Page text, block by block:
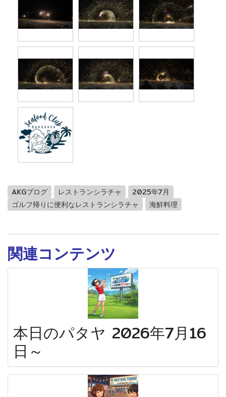
AKGブログ レストランシラチャ
2025年7月
ゴルフ帰りに便利なレストランシラチャ
海鮮料理
関連コンテンツ
本日のパタヤ 2026年7月16
日～